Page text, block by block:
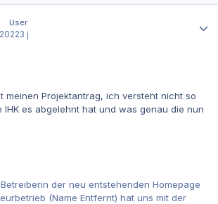
User
3 j
meinen Projektantrag, ich versteht nicht so
es abgelehnt hat und was genau die nun
der neu entstehenden Homepage
(Name Entfernt) hat uns mit der